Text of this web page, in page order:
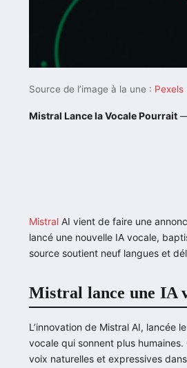
Source de l’image à la une : Pexels
Mistral Lance Ia Vocale Pourrait
Mistral AI vient de faire une
lancé une nouvelle IA vocale,
source soutient neuf langues et
Mistral lance une IA
L’innovation de Mistral AI, lancée
vocale qui sonnent plus
voix naturelles et expressives